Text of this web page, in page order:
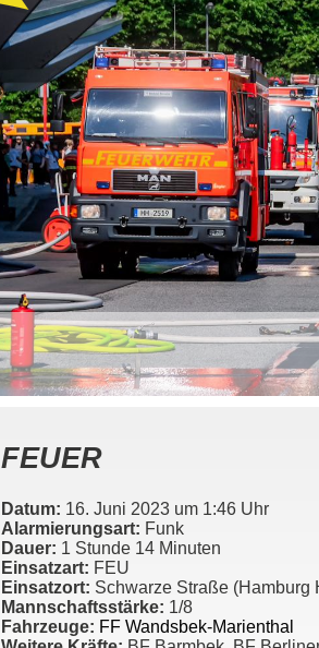
FEUER
Datum: 16. Juni 2023 um 1:46 Uhr
Alarmierungsart: Funk
Dauer: 1 Stunde 14 Minuten
Einsatzart: FEU
Einsatzort: Schwarze Straße (Hamburg
Mannschaftsstärke: 1/8
Fahrzeuge: FF Wandsbek-Marienthal